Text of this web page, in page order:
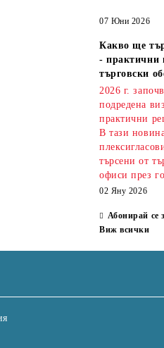
07 Юни 2026
Какво ще
- практични
търговски
2026 г.
подредена
практични
В тази
търсени от
офиси през
02 Яну 2026
Абонирай се
Виж всички